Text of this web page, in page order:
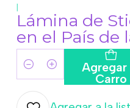
|
Lámina de
en el País de
Cantidad Agregar
Carro